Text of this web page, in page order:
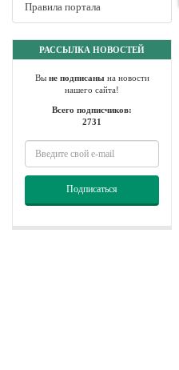
Правила портала
РАССЫЛКА НОВОСТЕЙ
Вы не подписанына новости
нашего сайта!
Всего подписчиков:
2731
Подписаться